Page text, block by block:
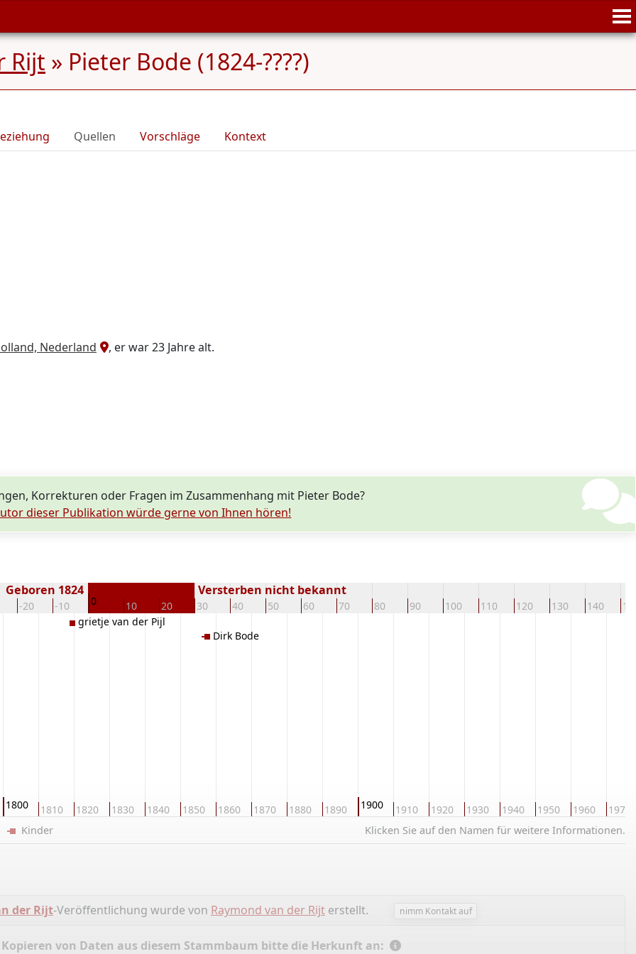
Rijt » Pieter Bode (1824-????)
Quellen Vorschläge Kontext
Nederland , er war 23 Jahre alt.
Korrekturen oder Fragen im Zusammenhang mit Pieter Bode?
dieser Publikation würde gerne von Ihnen hören!
-20 -10 0 10 20 30 40 50 60 70 80 90 100 110 120 130 140
Geboren 1824 Versterben nicht bekannt
1800 1810 1820 1830 1840 1850 1860 1870 1880 1890 1900 1910 1920 1930 1940 1950 1960 1970
grietje van der Pijl
Dirk Bode
Klicken Sie auf den Namen für weitere Informationen.
Kinder
der Rijt-Veröffentlichung wurde von Raymond van der Rijterstellt. nimm Kontakt auf
Kopieren von Daten aus diesem Stammbaum bitte die Herkunft an: